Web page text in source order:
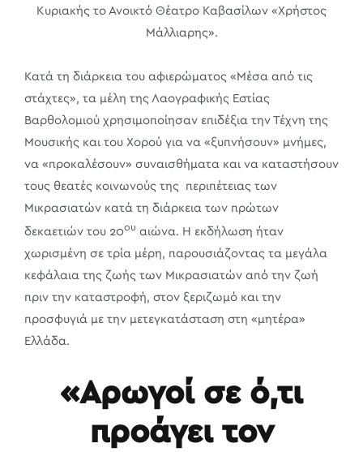
Κυριακής το Ανοικτό Θέατρο Καβασίλων «Χρήστος
Μάλλιαρης».
Κατά τη διάρκεια του αφιερώματος «Μέσα από τις
στάχτες», τα μέλη της Λαογραφικής Εστίας
Βαρθολομιού χρησιμοποίησαν επιδέξια την Τέχνη της
Μουσικής και του Χορού για να «ξυπνήσουν» μνήμες,
να «προκαλέσουν» συναισθήματα και να καταστήσουν
τους θεατές κοινωνούς της περιπέτειας των
Μικρασιατών κατά τη διάρκεια των πρώτων
δεκαετιών του 20ου αιώνα. Η εκδήλωση ήταν
χωρισμένη σε τρία μέρη, παρουσιάζοντας τα μεγάλα
κεφάλαια της ζωής των Μικρασιατών από την ζωή
πριν την καταστροφή, στον ξεριζωμό και την
προσφυγιά με την μετεγκατάσταση στη «μητέρα»
Ελλάδα.
«Αρωγοί σε ό,τι
προάγει τον